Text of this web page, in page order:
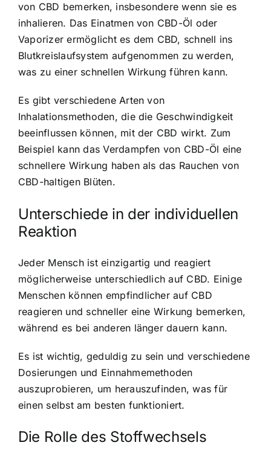
von CBD bemerken, insbesondere wenn sie es
inhalieren. Das Einatmen von CBD-Öl oder
Vaporizer ermöglicht es dem CBD, schnell ins
Blutkreislaufsystem aufgenommen zu werden,
was zu einer schnellen Wirkung führen kann.
Es gibt verschiedene Arten von
Inhalationsmethoden, die die Geschwindigkeit
beeinflussen können, mit der CBD wirkt. Zum
Beispiel kann das Verdampfen von CBD-Öl eine
schnellere Wirkung haben als das Rauchen von
CBD-haltigen Blüten.
Unterschiede in der individuellen
Reaktion
Jeder Mensch ist einzigartig und reagiert
möglicherweise unterschiedlich auf CBD. Einige
Menschen können empfindlicher auf CBD
reagieren und schneller eine Wirkung bemerken,
während es bei anderen länger dauern kann.
Es ist wichtig, geduldig zu sein und verschiedene
Dosierungen und Einnahmemethoden
auszuprobieren, um herauszufinden, was für
einen selbst am besten funktioniert.
Die Rolle des Stoffwechsels